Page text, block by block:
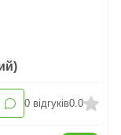
0 відгуків0.0